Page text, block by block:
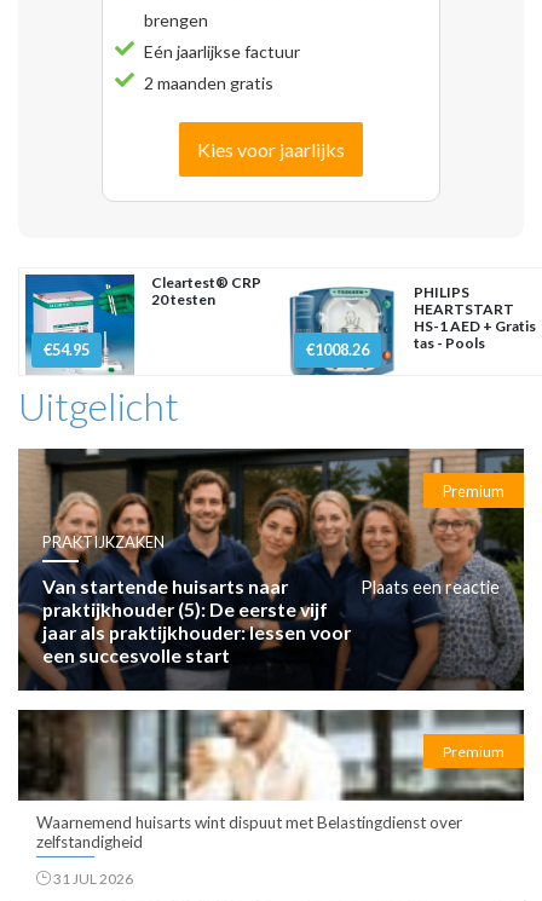
brengen
Eén jaarlijkse factuur
2 maanden gratis
Kies voor jaarlijks
€54.95
Cleartest® CRP
20 testen
€1008.26
PHILIPS
HEARTSTART
HS-1 AED + Gratis
tas - Pools
Uitgelicht
Premium
PRAKTIJKZAKEN
Van startende huisarts naar
praktijkhouder (5): De eerste vijf
jaar als praktijkhouder: lessen voor
een succesvolle start
Plaats een reactie
Premium
Waarnemend huisarts wint dispuut met Belastingdienst over
zelfstandigheid
31 JUL 2026